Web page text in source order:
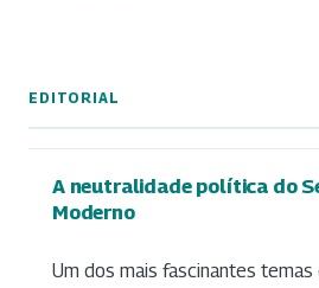
EDITORIAL
A neutralidade política do
Moderno
Um dos mais fascinantes